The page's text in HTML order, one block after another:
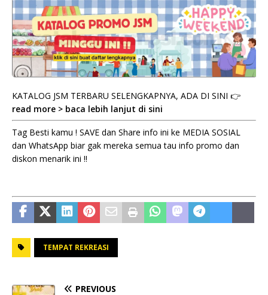
KATALOG JSM TERBARU SELENGKAPNYA, ADA DI SINI 👉
read more > baca lebih lanjut di sini
Tag Besti kamu ! SAVE dan Share info ini ke MEDIA SOSIAL
dan WhatsApp biar gak mereka semua tau info promo dan
diskon menarik ini !!
TEMPAT REKREASI
PREVIOUS